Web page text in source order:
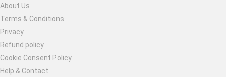
About Us
Terms & Conditions
Privacy
Refund policy
Cookie Consent Policy
Help & Contact